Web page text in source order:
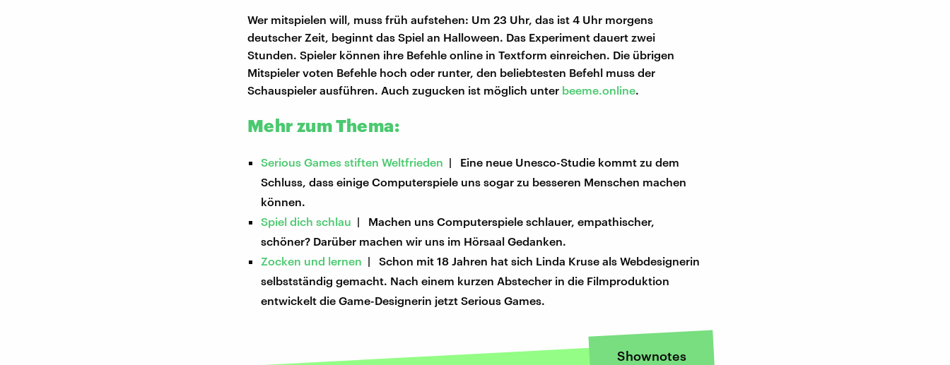
Wer mitspielen will, muss früh aufstehen: Um 23 Uhr, das ist 4 Uhr morgens
deutscher Zeit, beginnt das Spiel an Halloween. Das Experiment dauert zwei
Stunden. Spieler können ihre Befehle online in Textform einreichen. Die übrigen
Mitspieler voten Befehle hoch oder runter, den beliebtesten Befehl muss der
Schauspieler ausführen. Auch zugucken ist möglich unter beeme.online.
Mehr zum Thema:
Serious Games stiften Weltfrieden | Eine neue Unesco-Studie kommt zu dem
Schluss, dass einige Computerspiele uns sogar zu besseren Menschen machen
können.
Spiel dich schlau | Machen uns Computerspiele schlauer, empathischer,
schöner? Darüber machen wir uns im Hörsaal Gedanken.
Zocken und lernen | Schon mit 18 Jahren hat sich Linda Kruse als Webdesignerin
selbstständig gemacht. Nach einem kurzen Abstecher in die Filmproduktion
entwickelt die Game-Designerin jetzt Serious Games.
Shownotes